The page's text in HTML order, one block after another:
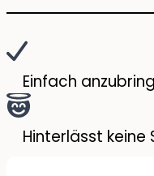
Einfach
Hinterlässt keine